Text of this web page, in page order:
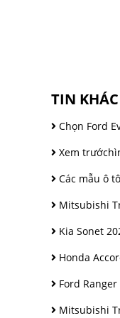
TIN KHÁC
Chọn Ford
Xem
Các mẫu ô
Mitsubishi
Kia Sonet
Honda
Ford
Mitsubishi